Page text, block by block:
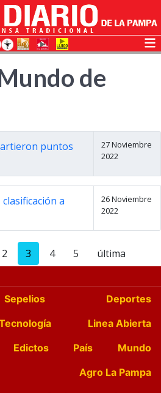
de
puntos
27 Noviembre
2022
a
26 Noviembre
2022
2 3 4 5 última
Sepelios
Deportes
Linea Abierta
Edictos País
Mundo
Agro La Pampa